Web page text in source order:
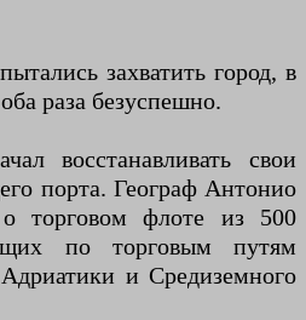
захватить город, в
раза безуспешно.
восстанавливать свои
порта. Географ Антонио
торговом флоте из 500
по торговым путям
и Средиземного